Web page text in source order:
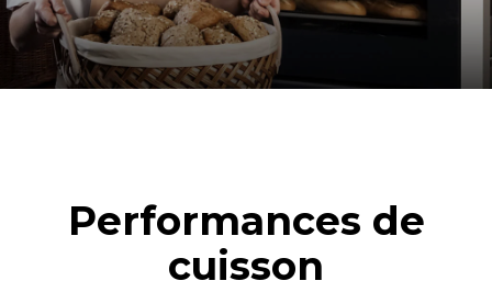
Performances de
cuisson